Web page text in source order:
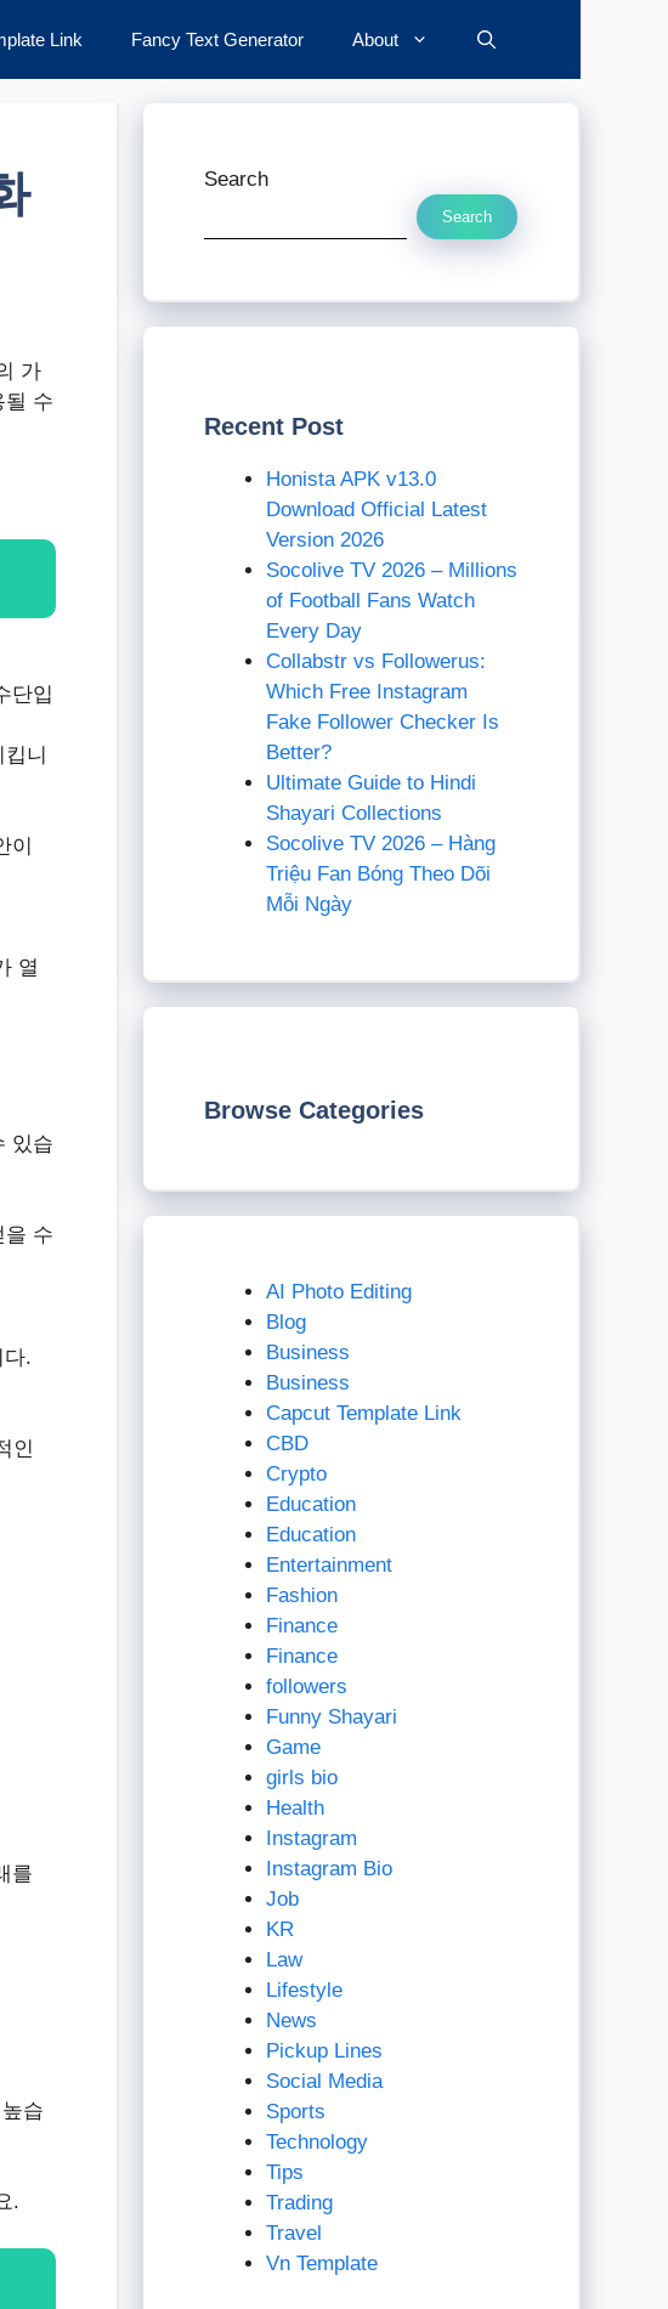
Link Fancy Text Generator About
가
될 수
단입
니
이
열
있습
을 수
.
인
를
습
.
Search
Search
Recent Post
Honista APK v13.0
Download Official Latest
Version 2026
Socolive TV 2026 – Millions
of Football Fans Watch
Every Day
Collabstr vs Followerus:
Which Free Instagram
Fake Follower Checker Is
Better?
Ultimate Guide to Hindi
Shayari Collections
Socolive TV 2026 – Hàng
Triệu Fan Bóng Theo Dõi
Mỗi Ngày
Browse Categories
AI Photo Editing
Blog
Business
Business
Capcut Template Link
CBD
Crypto
Education
Education
Entertainment
Fashion
Finance
Finance
followers
Funny Shayari
Game
girls bio
Health
Instagram
Instagram Bio
Job
KR
Law
Lifestyle
News
Pickup Lines
Social Media
Sports
Technology
Tips
Trading
Travel
Vn Template